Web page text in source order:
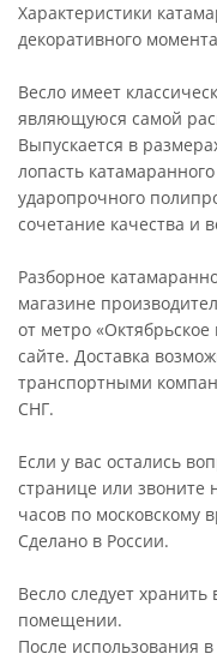
Характеристики
декоративного
Весло имеет
являющуюся самой
Выпускается в
лопасть
ударопрочного
сочетание качества и
Разборное
магазине
от метро
сайте. Доставка
транспортными
СНГ.
Если у вас остались
странице или звоните
часов по московскому
Сделано в России.
Весло следует
помещении.
После использования